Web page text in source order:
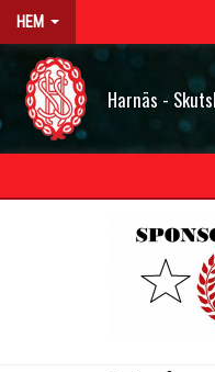
HEM
Harnäs -